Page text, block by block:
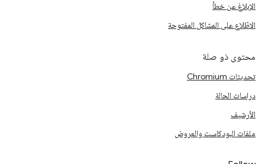
الإبلاغ عن خطأ
الاطّلاع على المشاكل المفتوحة
محتوى ذو صلة
تحديثات Chromium
دراسات الحالة
الأرشيف
ملفات البودكاست والعروض